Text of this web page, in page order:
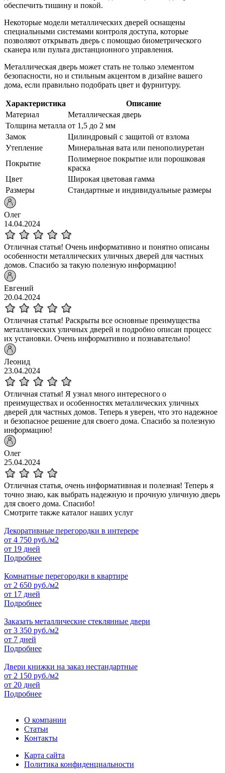
обеспечить тишину и покой.
Некоторые модели металлических дверей оснащены
специальными системами контроля доступа, которые
позволяют открывать дверь с помощью биометрического
сканера или пульта дистанционного управления.
Металлическая дверь может стать не только элементом
безопасности, но и стильным акцентом в дизайне вашего
дома, если правильно подобрать цвет и фурнитуру.
Характеристика
Описание
Материал
Металлическая дверь
Толщина металла от 1,5 до 2 мм
Замок
Цилиндровый с защитой от взлома
Утепление
Минеральная вата или пенополиуретан
Покрытие
Полимерное покрытие или порошковая
краска
Цвет
Широкая цветовая гамма
Размеры
Стандартные и индивидуальные размеры
Олег
14.04.2024
Отличная статья! Очень информативно и понятно описаны
особенности металлических уличных дверей для частных
домов. Спасибо за такую полезную информацию!
Евгений
20.04.2024
Отличная статья! Раскрыты все основные преимущества
металлических уличных дверей и подробно описан процесс
их установки. Очень информативно и познавательно!
Леонид
23.04.2024
Отличная статья! Я узнал много интересного о
преимуществах и особенностях металлических уличных
дверей для частных домов. Теперь я уверен, что это надежное
и безопасное решение для своего дома. Спасибо за полезную
информацию!
Олег
25.04.2024
Отличная статья, очень информативная и полезная! Теперь я
точно знаю, как выбрать надежную и прочную уличную дверь
для своего дома. Спасибо!
Смотрите также каталог наших услуг
Декоративные перегородки в интерере
от 4 750 руб./м2
от 19 дней
Подробнее
Комнатные перегородки в квартире
от 2 650 руб./м2
от 17 дней
Подробнее
Заказать металлические стеклянные двери
от 3 350 руб./м2
от 7 дней
Подробнее
Двери книжки на заказ нестандартные
от 2 150 руб./м2
от 20 дней
Подробнее
О компании
Статьи
Контакты
Карта сайта
Политика конфиденциальности